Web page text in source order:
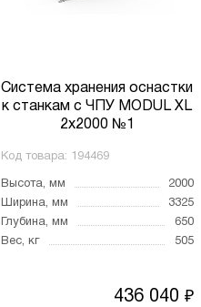
Система хранения оснастки
к станкам с ЧПУ MODUL XL
2х2000 №1
Код товара: 194469
Высота, мм
2000
Ширина, мм
3325
Глубина, мм
650
Вес, кг
505
436 040 ₽